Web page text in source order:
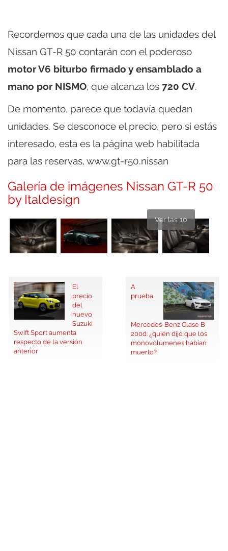
Recordemos que cada una de las unidades del
Nissan GT-R 50 contarán con el poderoso
motor V6 biturbo firmado y ensamblado a
mano por NISMO, que alcanza los 720 CV.
De momento, parece que todavía quedan
unidades. Se desconoce el precio, pero si estás
interesado, esta es la página web habilitada
para las reservas, www.gt-r50.nissan
Galería de imágenes Nissan GT-R 50
by Italdesign
Ver las 10
El
precio
del
nuevo
Suzuki
Swift Sport aumenta
respecto de la versión
anterior
A
prueba
Mercedes-Benz Clase B
200d: ¿quién dijo que los
monovolúmenes habían
muerto?